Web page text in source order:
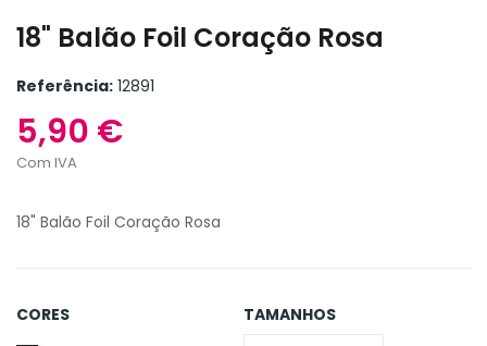
18" Balão Foil Coração Rosa
Referência: 12891
5,90 €
Com IVA
18" Balão Foil Coração Rosa
CORES TAMANHOS